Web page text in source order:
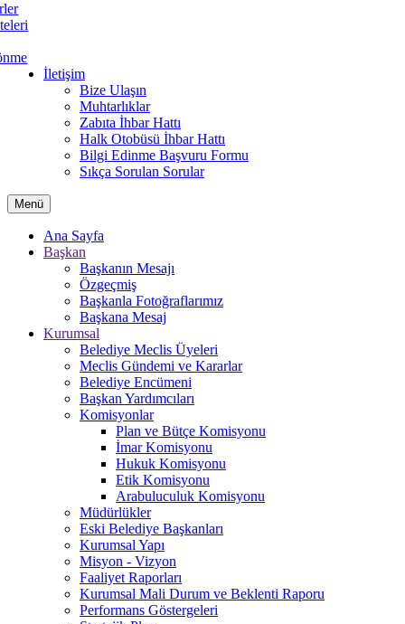
İletişim
Bize Ulaşın
Muhtarlıklar
Zabıta İhbar Hattı
Halk Otobüsü İhbar Hattı
Bilgi Edinme Başvuru Formu
Sıkça Sorulan Sorular
Menü
Ana Sayfa
Başkan
Başkanın Mesajı
Özgeçmiş
Başkanla Fotoğraflarımız
Başkana Mesaj
Kurumsal
Belediye Meclis Üyeleri
Meclis Gündemi ve Kararlar
Belediye Encümeni
Başkan Yardımcıları
Komisyonlar
Plan ve Bütçe Komisyonu
İmar Komisyonu
Hukuk Komisyonu
Etik Komisyonu
Arabuluculuk Komisyonu
Müdürlükler
Eski Belediye Başkanları
Kurumsal Yapı
Misyon - Vizyon
Faaliyet Raporları
Kurumsal Mali Durum ve Beklenti Raporu
Performans Göstergeleri